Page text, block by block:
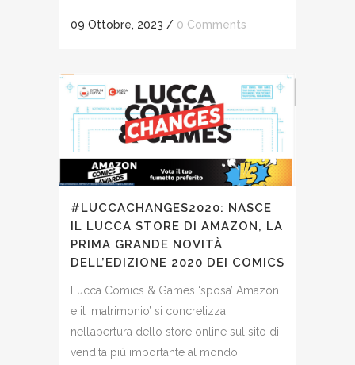
09 Ottobre, 2023 / 0 Comments
#LUCCACHANGES2020: NASCE
IL LUCCA STORE DI AMAZON, LA
PRIMA GRANDE NOVITÀ
DELL’EDIZIONE 2020 DEI COMICS
Lucca Comics & Games ‘sposa’ Amazon
e il ‘matrimonio’ si concretizza
nell’apertura dello store online sul sito di
vendita più importante al mondo.